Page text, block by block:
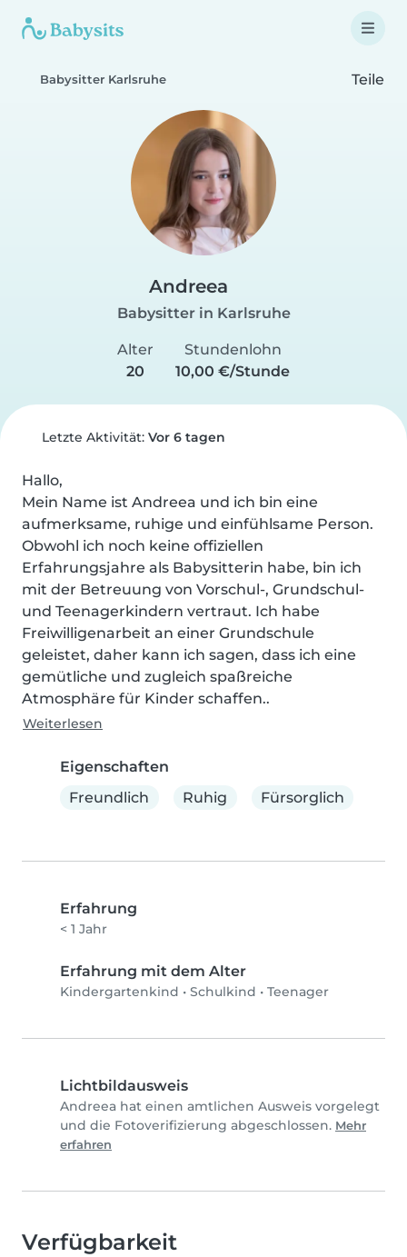
Babysitter Karlsruhe Teile
Andreea
Babysitter in Karlsruhe
Alter
20
Stundenlohn
10,00 €/Stunde
Letzte Aktivität: Vor 6 tagen
Hallo,
Mein Name ist Andreea und ich bin eine
aufmerksame, ruhige und einfühlsame Person.
Obwohl ich noch keine offiziellen
Erfahrungsjahre als Babysitterin habe, bin ich
mit der Betreuung von Vorschul-, Grundschul-
und Teenagerkindern vertraut. Ich habe
Freiwilligenarbeit an einer Grundschule
geleistet, daher kann ich sagen, dass ich eine
gemütliche und zugleich spaßreiche
Atmosphäre für Kinder schaffen..
Weiterlesen
Eigenschaften
Freundlich
Ruhig Fürsorglich
Erfahrung
< 1 Jahr
Erfahrung mit dem Alter
Kindergartenkind • Schulkind • Teenager
Lichtbildausweis
Andreea hat einen amtlichen Ausweis vorgelegt
und die Fotoverifizierung abgeschlossen. Mehr
erfahren
Verfügbarkeit